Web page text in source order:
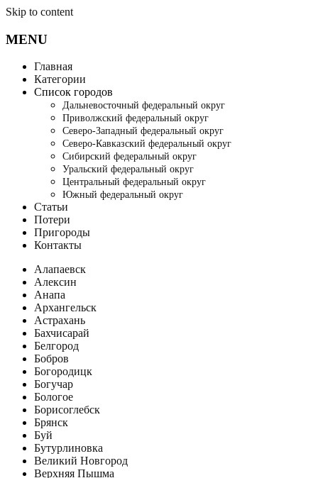
Skip to content
MENU
Главная
Категории
Список городов
Дальневосточный федеральный округ
Приволжский федеральный округ
Северо-Западный федеральный округ
Северо-Кавказский федеральный округ
Сибирский федеральный округ
Уральский федеральный округ
Центральный федеральный округ
Южный федеральный округ
Статьи
Потери
Пригороды
Контакты
Алапаевск
Алексин
Анапа
Архангельск
Астрахань
Бахчисарай
Белгород
Бобров
Богородицк
Богучар
Бологое
Борисоглебск
Брянск
Буй
Бутурлиновка
Великий Новгород
Верхняя Пышма